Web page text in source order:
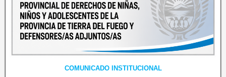
COMUNICADO INSTITUCIONAL